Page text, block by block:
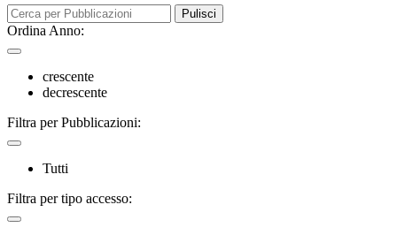
Pulisci
Ordina Anno:
crescente
decrescente
Filtra per Pubblicazioni:
Tutti
Filtra per tipo accesso: